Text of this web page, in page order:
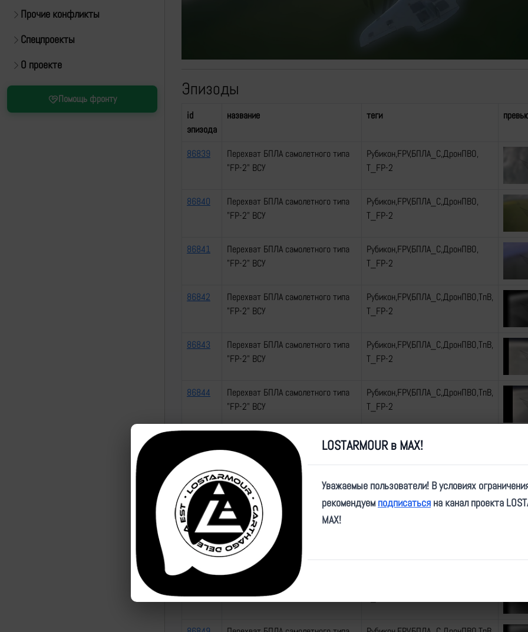
Прочие конфликты
Спецпроекты
О проекте
Помощь фронту Эпизоды
id
эпизода
название теги
86839
Перехват БПЛА самолетного типа
"FP-2" ВСУ
Рубикон,FPV,БПЛА_С,ДронПВО,
Т_FP-2
86840
Перехват БПЛА самолетного типа
"FP-2" ВСУ
Рубикон,FPV,БПЛА_С,ДронПВО,
Т_FP-2
86841
Перехват БПЛА самолетного типа
"FP-2" ВСУ
Рубикон,FPV,БПЛА_С,ДронПВО,
Т_FP-2
86842
Перехват БПЛА самолетного типа
"FP-2" ВСУ
Рубикон,FPV,БПЛА_С,ДронПВО,ТпВ,
Т_FP-2
86843
Перехват БПЛА самолетного типа
"FP-2" ВСУ
Рубикон,FPV,БПЛА_С,ДронПВО,ТпВ,
Т_FP-2
86844
Перехват БПЛА самолетного типа
"FP-2" ВСУ
Рубикон,FPV,БПЛА_С,ДронПВО,ТпВ,
Т_FP-2
Перехват БПЛА самолетного типа
"FP-2" ВСУ
Рубикон,FPV,БПЛА_С,ДронПВО,ТпВ,
Т_FP-2
86846
Перехват БПЛА самолетного типа
"FP-2" ВСУ
Рубикон,FPV,БПЛА_С,ДронПВО,ТпВ,
Т_FP-2
86847
Перехват БПЛА самолетного типа
"FP-2" ВСУ
Перехват БПЛА самолетного типа
"FP-2" ВСУ
LOSTARMOUR в MAX!
Уважаемые пользователи! В условиях
рекомендуем подписаться на канал проекта
MAX!